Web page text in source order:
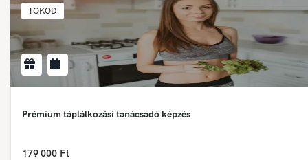
TOKOD
Prémium táplálkozási tanácsadó képzés
179 000 Ft